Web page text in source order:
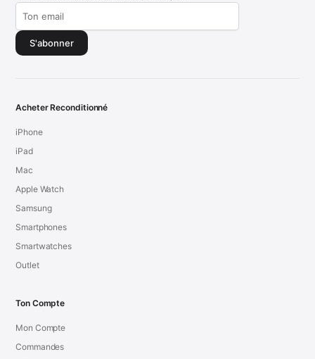
S'abonner
Acheter Reconditionné
iPhone
iPad
Mac
Apple Watch
Samsung
Smartphones
Smartwatches
Outlet
Ton Compte
Mon Compte
Commandes